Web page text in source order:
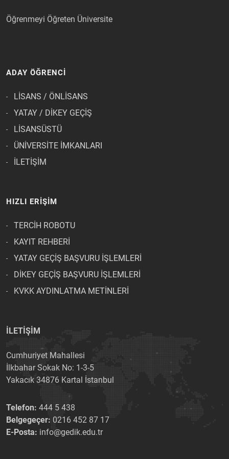
Öğrenmeyi Öğreten Üniversite
ADAY ÖĞRENCİ
LİSANS / ÖNLİSANS
YATAY / DİKEY GEÇİŞ
LİSANSÜSTÜ
ÜNİVERSİTE İMKANLARI
İLETİŞİM
HIZLI ERİŞİM
TERCİH ROBOTU
KAYIT REHBERİ
YATAY GEÇİŞ BAŞVURU İŞLEMLERİ
DİKEY GEÇİŞ BAŞVURU İŞLEMLERİ
KVKK AYDINLATMA METİNLERİ
İLETİŞİM
Cumhuriyet Mahallesi
İlkbahar Sokak No: 1-3-5
Yakacık 34876 Kartal İstanbul
Telefon: 444 5 438
Belgegeçer: 0216 452 87 17
E-Posta: info@gedik.edu.tr